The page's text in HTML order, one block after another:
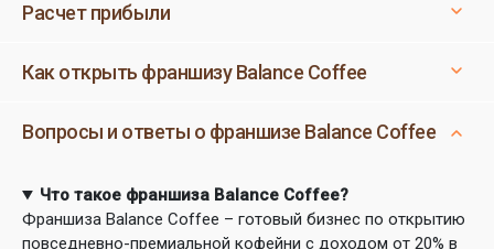
Расчет прибыли
Как открыть франшизу Balance Coffee
Вопросы и ответы о франшизе Balance Coffee
Что такое франшиза Balance Coffee?
Франшиза Balance Coffee – готовый бизнес по открытию
повседневно-премиальной кофейни с доходом от 20% в